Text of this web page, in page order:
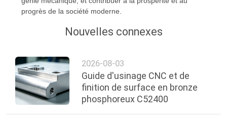
progrès de la société moderne.
Nouvelles connexes
2026-08-03
Guide d'usinage CNC et de
finition de surface en bronze
phosphoreux C52400